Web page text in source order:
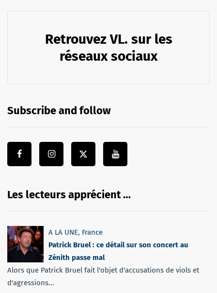
Retrouvez VL. sur les
réseaux sociaux
Subscribe and follow
Les lecteurs apprécient …
A LA UNE, France
Patrick Bruel : ce détail sur son concert au
Zénith passe mal
Alors que Patrick Bruel fait l'objet d'accusations de viols et
d'agressions...